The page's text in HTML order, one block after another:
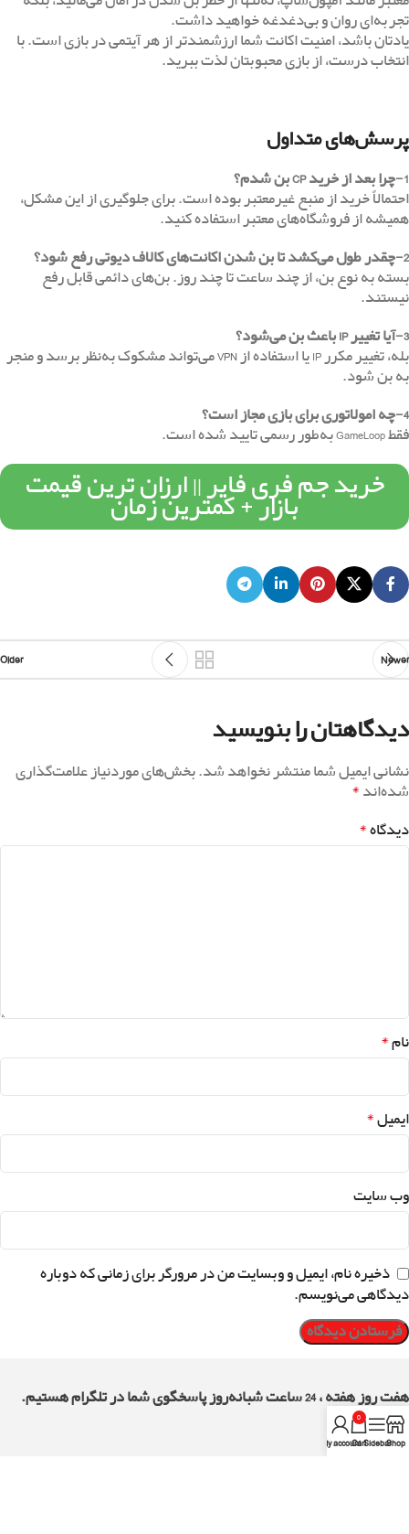
شارژ اکانت شما به روش کاملاً قانونی و ایمن انجام می‌شود.
سفارش شما در کوتاه‌ترین زمان تحویل داده می‌شود.
تیم پشتیبانی آماده پاسخ‌گویی به سوالات و مشکلات احتمالی شماست.
این یعنی می‌توانید بدون نگرانی از خطرات امنیتی، روی پیشرفت در بازی
نتیجه‌گیری
شناخت و درک دلایل بن شدن اکانت‌های کالاف دیوتی، کلید اصلی برای
حفظ امنیت اکانت شماست. با رعایت نکات پیشگیری و استفاده از خدمات
معتبر مانند آمپول‌شاپ، نه‌تنها از خطر بن شدن در امان می‌مانید، بلکه
یادتان باشد، امنیت اکانت شما ارزشمندتر از هر آیتمی در بازی است. با
انتخاب درست، از بازی محبوبتان لذت ببرید.
پرسش‌های متداول
احتمالاً خرید از منبع غیرمعتبر بوده است. برای جلوگیری از این مشکل،
همیشه از فروشگاه‌های معتبر استفاده کنید.
2-چقدر طول می‌کشد تا بن شدن اکانت‌های کالاف دیوتی رفع شود؟
بسته به نوع بن، از چند ساعت تا چند روز. بن‌های دائمی قابل رفع
نیستند.
بله، تغییر مکرر IP یا استفاده از
VPN
به بن شود.
4-چه امولاتوری برای بازی مجاز است؟
فقط GameLoop به‌طور رسمی تایید شده است.
بازار + کمترین زمان
شده‌اند
دیدگاه
ایمیل*
وب‌ سایت
Shop
Sidebar
0
Cart
My account